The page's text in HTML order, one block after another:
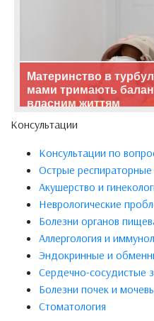
Материнство в
мами тримають
власним життям
Консультации
Консультации по
Острые респираторные
Акушерство и
Неврологические
Болезни органов
Аллергология и
Эндокринные и
Сердечно-сосудистые
Болезни почек и
Стоматология